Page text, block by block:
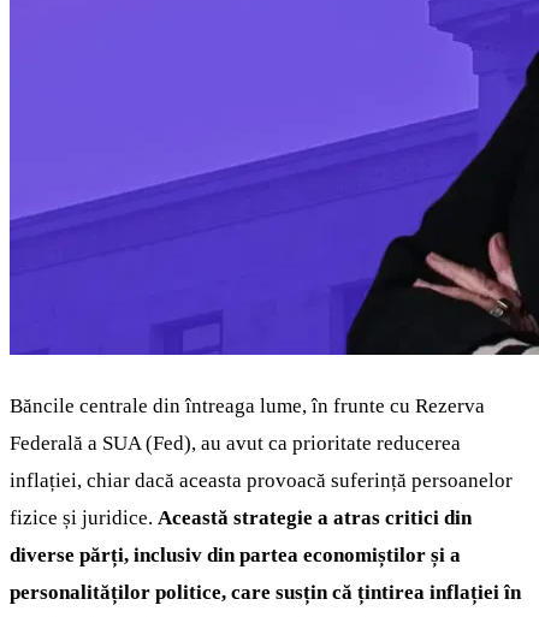
Băncile centrale din întreaga lume, în frunte cu Rezerva
Federală a SUA (Fed), au avut ca prioritate reducerea
inflației, chiar dacă aceasta provoacă suferință persoanelor
fizice și juridice. Această strategie a atras critici din
diverse părți, inclusiv din partea economiștilor și a
personalităților politice, care susțin că țintirea inflației în